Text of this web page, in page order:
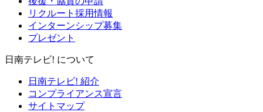
リクルート採用情報
インターンシップ募集
プレゼント
日南テレビ! について
日南テレビ! 紹介
コンプライアンス宣言
サイトマップ